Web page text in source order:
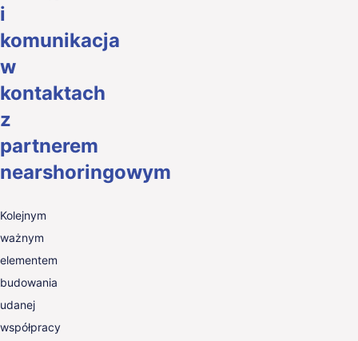
i
komunikacja
w
kontaktach
z
partnerem
nearshoringowym
Kolejnym
ważnym
elementem
budowania
udanej
współpracy